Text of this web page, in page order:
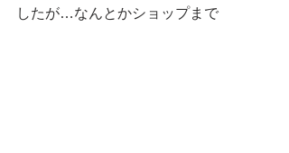
したが…なんとかショップまで